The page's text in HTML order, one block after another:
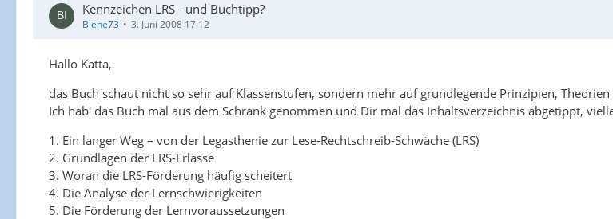
Kennzeichen LRS - und Buchtipp?
Biene73 3. Juni 2008 17:12
Hallo Katta,
das Buch schaut nicht so sehr auf Klassenstufen, sondern mehr auf grundlegende Prinzipien,
Ich hab' das Buch mal aus dem Schrank genommen und Dir mal das Inhaltsverzeichnis abgetippt,
1. Ein langer Weg – von der Legasthenie zur Lese-Rechtschreib-Schwäche (LRS)
2. Grundlagen der LRS-Erlasse
3. Woran die LRS-Förderung häufig scheitert
4. Die Analyse der Lernschwierigkeiten
5. Die Förderung der Lernvoraussetzungen